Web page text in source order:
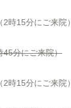
15分にご来院）
分にご来院）
15分にご来院）